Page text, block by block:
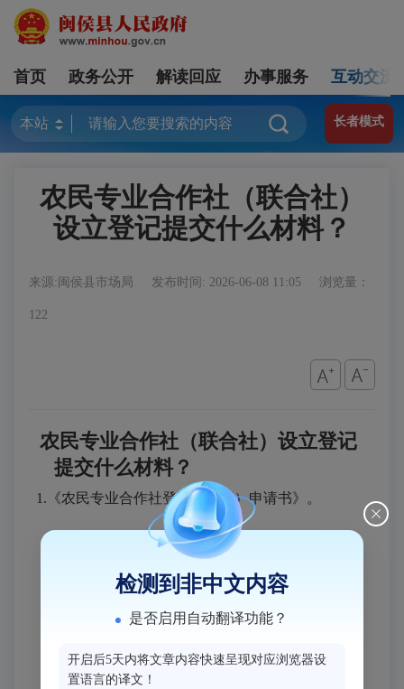
首页 政务公开 解读回应 办事服务 互动交流
长者模式
农民专业合作社（联合社）
设立登记提交什么材料？
来源:闽侯县市场局 发布时间: 2026-06-08 11:05 浏览量：
122
农民专业合作社（联合社）设立登记
提交什么材料？
1.《农民专业合作社登记（备案）申请书》。
2.全体设立人签名、盖章的设立大会纪要。
3.全体设立人签名、盖章的章程。
4.法定代表人、理事的任职文件和身份证明。
5.全体出资成员签名、盖章的出资清单。
检测到非中文内容
是否启用自动翻译功能？
开启后5天内将文章内容快速呈现对应浏览器设
置语言的译文！